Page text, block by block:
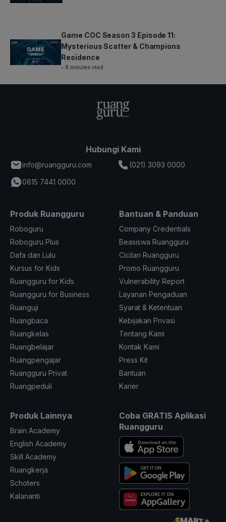
Game COC Season 3 Episode 11:
Mysterious Scatter & Champions
Residence
• 8 minutes read
Hubungi Kami
info@ruangguru.com
(021) 3093 0000
0815 7441 0000
Produk Ruangguru
Roboguru
Roboguru Plus
Dafa dan Lulu
Kursus for Kids
Ruangguru for Kids
Ruangguru for Business
Ruanguji
Ruangbaca
Ruangkelas
Ruangbelajar
Ruangpengajar
Ruangguru Privat
Ruangpeduli
Bantuan & Panduan
Company Credentials
Beasiswa Ruangguru
Cicilan Ruangguru
Promo Ruangguru
Vulnerability Report
Layanan Pengaduan
Syarat & Ketentuan
Kebijakan Privasi
Tentang Kami
Kontak Kami
Press Kit
Bantuan
Karier
Produk Lainnya
Brain Academy
English Academy
Skill Academy
Ruangkerja
Schoters
Kalananti
Coba GRATIS Aplikasi
Ruangguru